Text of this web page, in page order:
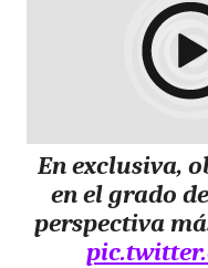
En exclusiva,
en el grado
perspectiva